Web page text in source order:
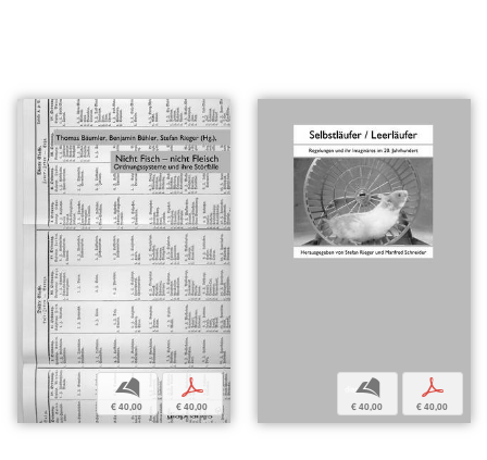
b
€ 40,00
p
€ 40,00
b
€ 40,00
p
€ 40,00